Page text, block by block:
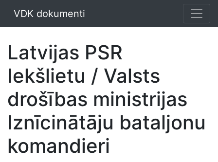
VDK dokumenti
Latvijas PSR
Iekšlietu / Valsts
drošības ministrijas
Iznīcinātāju bataljonu
komandieri